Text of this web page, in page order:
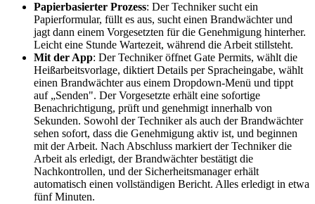
Papierbasierter Prozess: Der Techniker sucht ein
Papierformular, füllt es aus, sucht einen Brandwächter und
jagt dann einem Vorgesetzten für die Genehmigung hinterher.
Leicht eine Stunde Wartezeit, während die Arbeit stillsteht.
Mit der App: Der Techniker öffnet Gate Permits, wählt die
Heißarbeitsvorlage, diktiert Details per Spracheingabe, wählt
einen Brandwächter aus einem Dropdown-Menü und tippt
auf „Senden". Der Vorgesetzte erhält eine sofortige
Benachrichtigung, prüft und genehmigt innerhalb von
Sekunden. Sowohl der Techniker als auch der Brandwächter
sehen sofort, dass die Genehmigung aktiv ist, und beginnen
mit der Arbeit. Nach Abschluss markiert der Techniker die
Arbeit als erledigt, der Brandwächter bestätigt die
Nachkontrollen, und der Sicherheitsmanager erhält
automatisch einen vollständigen Bericht. Alles erledigt in etwa
fünf Minuten.